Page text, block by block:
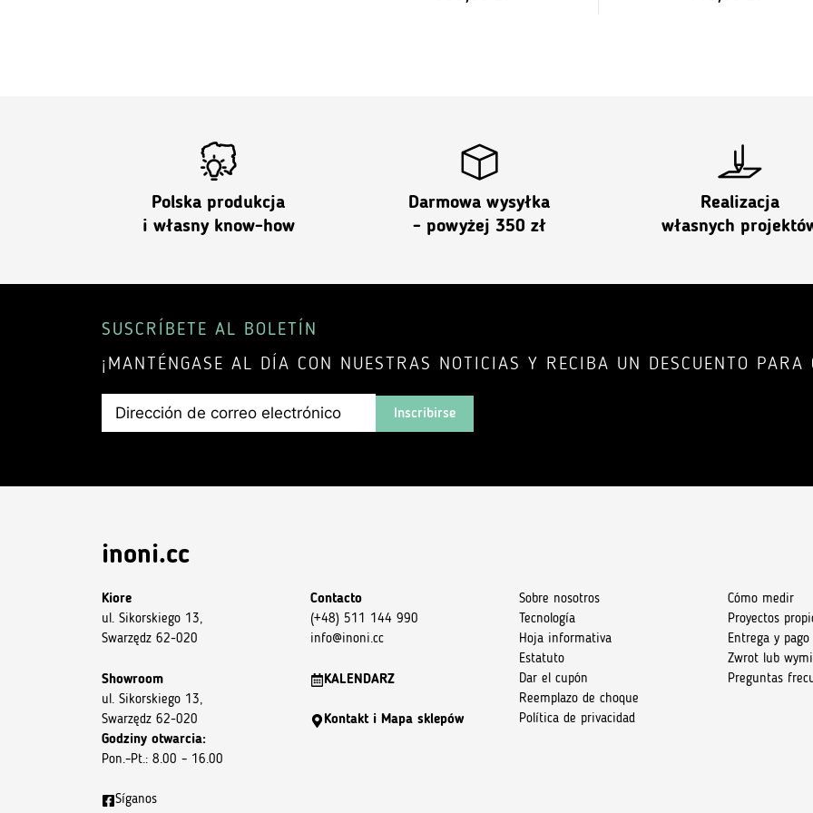
Polska produkcja
i własny know-how
Darmowa wysyłka
- powyżej 350 zł
Realizacja
własnych
SUSCRÍBETE AL BOLETÍN
¡MANTÉNGASE AL DÍA CON NUESTRAS NOTICIAS Y RECIBA UN DESCUENTO PARA
Inscribirse
inoni.cc
Kiore
ul. Sikorskiego 13,
Swarzędz 62-020
Showroom
ul. Sikorskiego 13,
Swarzędz 62-020
Godziny otwarcia:
Pon.–Pt.: 8.00 – 16.00
Síganos
Contacto
(+48) 511 144 990
info@inoni.cc
KALENDARZ
Kontakt i Mapa sklepów
Sobre nosotros
Tecnología
Hoja informativa
Estatuto
Dar el cupón
Reemplazo de choque
Política de privacidad
Cómo medir
Proyectos
Entrega y pago
Zwrot lub
Preguntas